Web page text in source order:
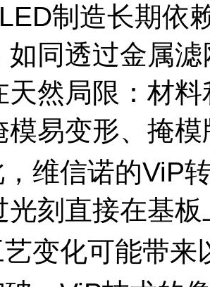
制造长期依
同透过金属滤
天然局限：材
模易变形、掩
维信诺的ViP
光刻直接在基板
变化可能带来